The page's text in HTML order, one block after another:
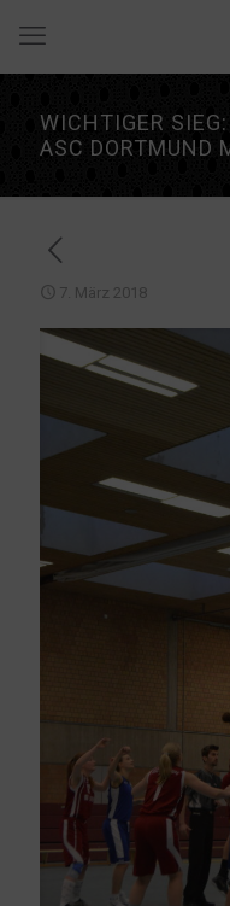
WICHTIGER
ASC DORTMUND
7. März 2018